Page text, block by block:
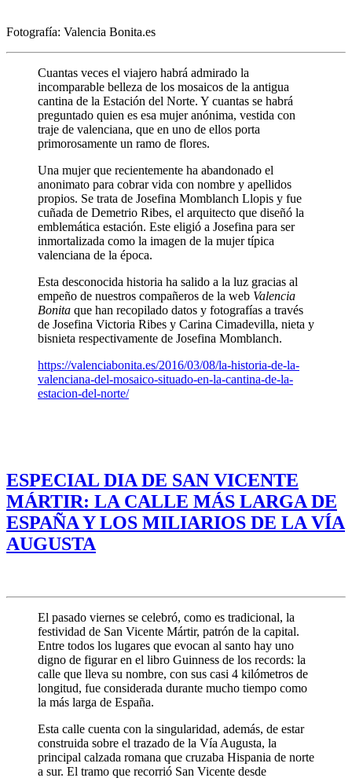
Fotografía: Valencia Bonita.es
Cuantas veces el viajero habrá admirado la
incomparable belleza de los mosaicos de la antigua
cantina de la Estación del Norte. Y cuantas se habrá
preguntado quien es esa mujer anónima, vestida con
traje de valenciana, que en uno de ellos porta
primorosamente un ramo de flores.
Una mujer que recientemente ha abandonado el
anonimato para cobrar vida con nombre y apellidos
propios. Se trata de Josefina Momblanch Llopis y fue
cuñada de Demetrio Ribes, el arquitecto que diseñó la
emblemática estación. Este eligió a Josefina para ser
inmortalizada como la imagen de la mujer típica
valenciana de la época.
Esta desconocida historia ha salido a la luz gracias al
empeño de nuestros compañeros de la web Valencia
Bonita que han recopilado datos y fotografías a través
de Josefina Victoria Ribes y Carina Cimadevilla, nieta y
bisnieta respectivamente de Josefina Momblanch.
https://valenciabonita.es/2016/03/08/la-historia-de-la-
valenciana-del-mosaico-situado-en-la-cantina-de-la-
estacion-del-norte/
ESPECIAL DIA DE SAN VICENTE
MÁRTIR: LA CALLE MÁS LARGA DE
ESPAÑA Y LOS MILIARIOS DE LA VÍA
AUGUSTA
El pasado viernes se celebró, como es tradicional, la
festividad de San Vicente Mártir, patrón de la capital.
Entre todos los lugares que evocan al santo hay uno
digno de figurar en el libro Guinness de los records: la
calle que lleva su nombre, con sus casi 4 kilómetros de
longitud, fue considerada durante mucho tiempo como
la más larga de España.
Esta calle cuenta con la singularidad, además, de estar
construida sobre el trazado de la Vía Augusta, la
principal calzada romana que cruzaba Hispania de norte
a sur. El tramo que recorrió San Vicente desde